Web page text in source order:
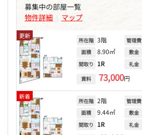
募集中の部屋一覧
物件詳細 | マップ
更新
所在階 3階
面積 8.90㎡
間取り 1R
賃料 73,000円
管理費
敷金
礼金
新着
所在階 2階
面積 9.44㎡
間取り 1R
管理費
敷金
礼金